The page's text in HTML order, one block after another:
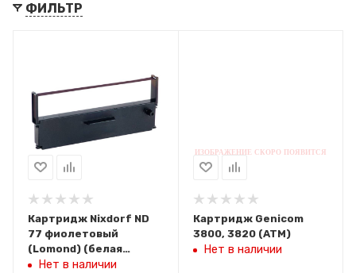
ФИЛЬТР
Картридж Nixdorf ND
77 фиолетовый
(Lomond) (белая
коробка)
Нет в наличии
Картридж Genicom
3800, 3820 (ATM)
Нет в наличии